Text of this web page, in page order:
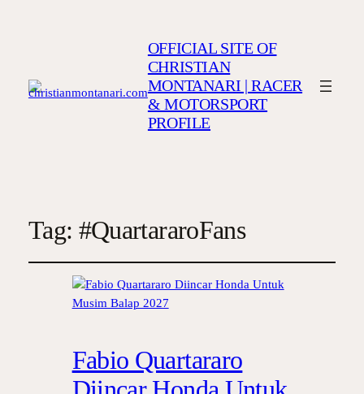
OFFICIAL SITE OF
CHRISTIAN
MONTANARI | RACER
& MOTORSPORT
PROFILE
Tag: #QuartararoFans
Fabio Quartararo